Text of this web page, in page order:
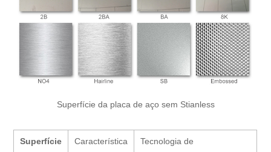
Superfície da placa de aço sem Stianless
Superfície Característica
Tecnologia de